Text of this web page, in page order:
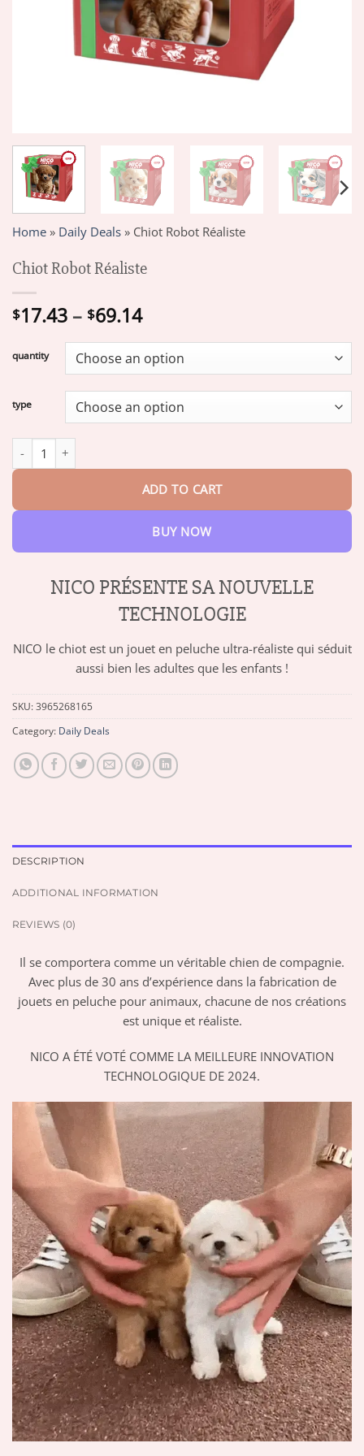
Home » Daily Deals » Chiot Robot Réaliste
Chiot Robot Réaliste
$17.43 – $69.14Price
$17.43
through
$69.14
quantity
type
ADD TO CART
BUY NOW
NICO PRÉSENTE SA NOUVELLE
TECHNOLOGIE
NICO le chiot est un jouet en peluche ultra-réaliste qui séduit
aussi bien les adultes que les enfants !
SKU:3965268165
Category: Daily Deals
DESCRIPTION
ADDITIONAL INFORMATION
REVIEWS (0)
Il se comportera comme un véritable chien de compagnie.
Avec plus de 30 ans d’expérience dans la fabrication de
jouets en peluche pour animaux, chacune de nos créations
est unique et réaliste.
NICO A ÉTÉ VOTÉ COMME LA MEILLEURE INNOVATION
TECHNOLOGIQUE DE 2024.